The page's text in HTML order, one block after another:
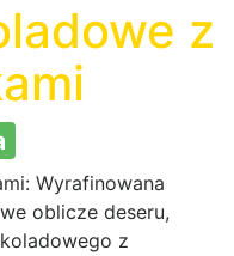
z
Wyrafinowana
oblicze deseru,
z